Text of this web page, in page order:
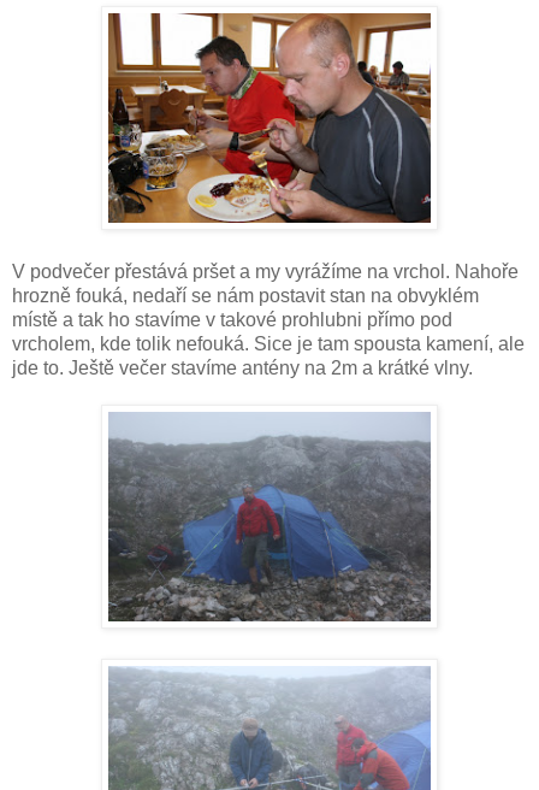
V podvečer přestává pršet a my vyrážíme na vrchol. Nahoře
hrozně fouká, nedaří se nám postavit stan na obvyklém
místě a tak ho stavíme v takové prohlubni přímo pod
vrcholem, kde tolik nefouká. Sice je tam spousta kamení, ale
jde to. Ještě večer stavíme antény na 2m a krátké vlny.